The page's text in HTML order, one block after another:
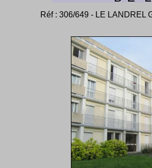
Réf : 306/649 - LE LANDREL